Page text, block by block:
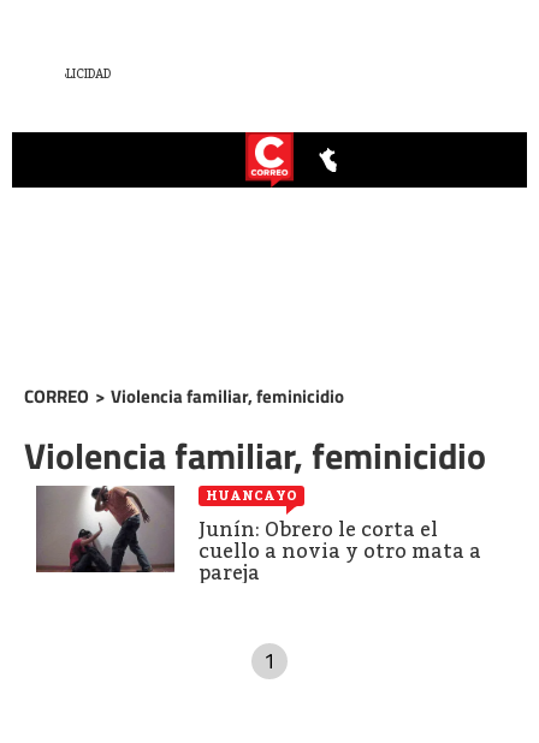
CORREO > Violencia familiar, feminicidio
Violencia familiar, feminicidio
HUANCAYO
Junín: Obrero le corta el
cuello a novia y otro mata a
pareja
1